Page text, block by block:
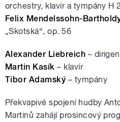
orchestry, klavír a tympány H
Felix Mendelssohn-
„Skotská“, op. 56
Alexander Liebreich –
Martin Kasík – klavír
Tibor Adamský– tympány
Překvapivé spojení hudby
Martinů zahájí prosincový